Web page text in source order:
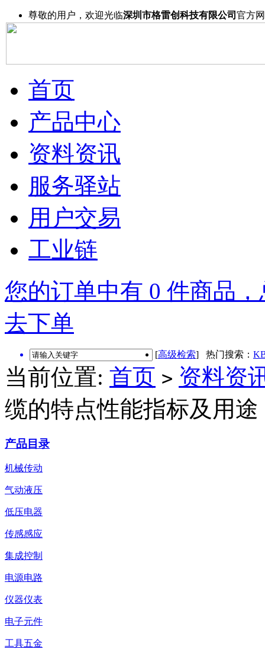
尊敬的用户，欢迎光临深圳市格雷创科技有限公司 官方
首页
产品中心
资料资讯
服务驿站
用户交易
工业链
您的订单中有 0 件商品
去下单
[高级检索] 热门搜索：
当前位置: 首页 > 资料资
缆的特点性能指标及用途
产品目录
机械传动
气动液压
低压电器
传感感应
集成控制
电源电路
仪器仪表
电子元件
工具五金